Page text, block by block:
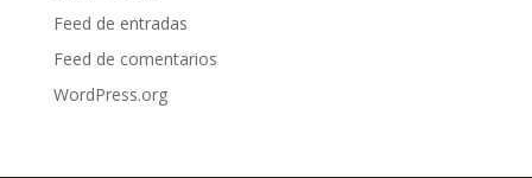
Feed de entradas
Feed de comentarios
WordPress.org